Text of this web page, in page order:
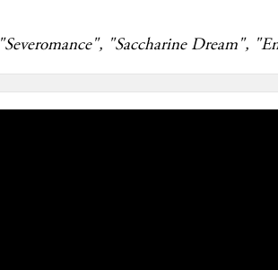
"Severomance", "Saccharine Dream",